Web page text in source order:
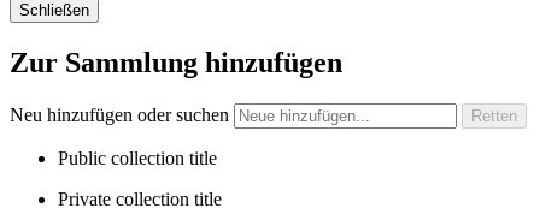
Schließen
Zur Sammlung hinzufügen
Neu hinzufügen oder suchen
Public collection title
Private collection title